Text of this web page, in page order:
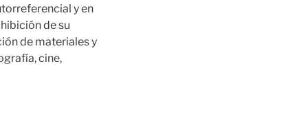
y en
de su
de materiales y
cine,